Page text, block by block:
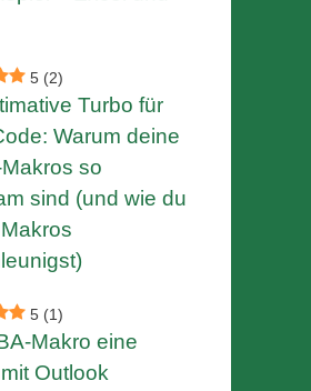
5 (2)
Turbo für
Warum deine
so
sind (und wie du
5 (1)
Makro eine
Outlook